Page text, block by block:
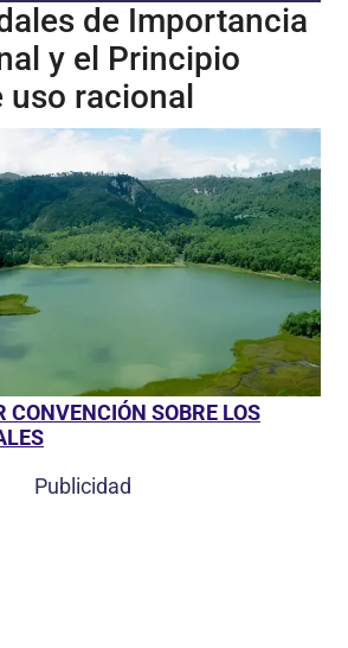
de Importancia
y el Principio
uso racional
CONVENCIÓN SOBRE LOS
Publicidad